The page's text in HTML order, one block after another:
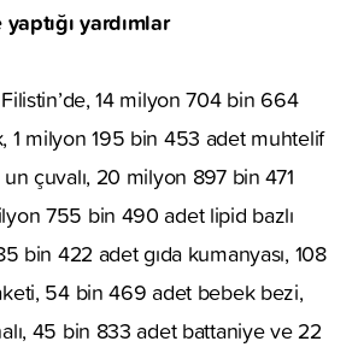
yaptığı yardımlar
14 milyon 704 bin 664
1 milyon 195 bin 453 adet muhtelif
çuvalı, 20 milyon 897 bin 471
755 bin 490 adet lipid bazlı
bin 422 adet gıda kumanyası, 108
54 bin 469 adet bebek bezi,
45 bin 833 adet battaniye ve 22